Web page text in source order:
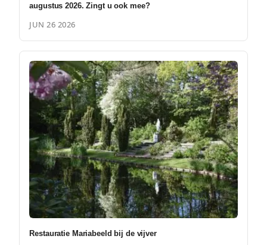
augustus 2026. Zingt u ook mee?
JUN 26 2026
Restauratie Mariabeeld bij de vijver